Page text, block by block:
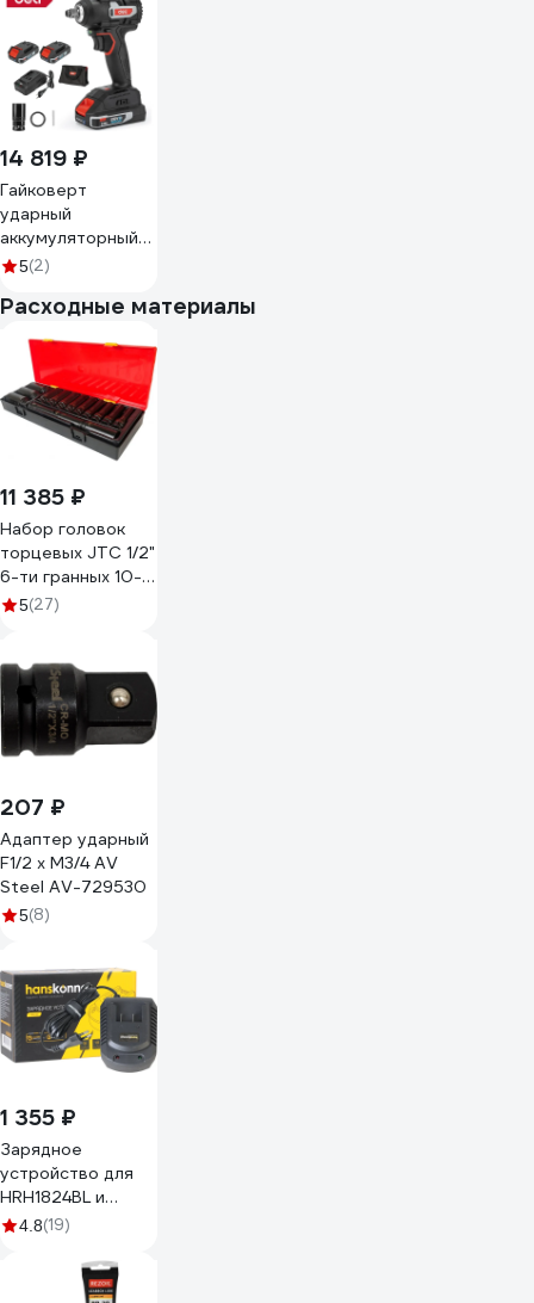
14 819 ₽
Гайковерт
ударный
аккумуляторный
DELI 350Нм DE-
20Вх2Ач + ЗУ, 0-
2800об/мин, 0-
3600уд/мин,
сумка) 164337
5(2)
Расходные материалы
11 385 ₽
Набор головок
торцевых JTC 1/2"
6-ти гранных 10-
32мм ударных
668300
5(27)
207 ₽
Адаптер ударный
F1/2 x M3/4 AV
Steel AV-729530
5(8)
1 355 ₽
Зарядное
устройство для
HRH1824BL и
HAG18125BL
4.8(19)